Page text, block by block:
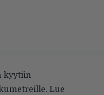
kyytiin
Lue